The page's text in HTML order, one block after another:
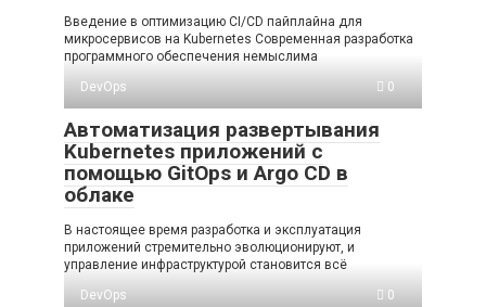
Введение в оптимизацию CI/CD пайплайна для
микросервисов на Kubernetes Современная разработка
программного обеспечения немыслима
DevOps
0
Автоматизация развертывания
Kubernetes приложений с
помощью GitOps и Argo CD в
облаке
В настоящее время разработка и эксплуатация
приложений стремительно эволюционируют, и
управление инфраструктурой становится всё
DevOps
0